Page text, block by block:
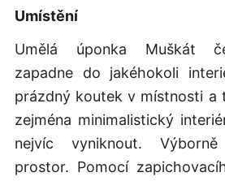
Umístění
Umělá úponka Muškát
zapadne do jakéhokoli
prázdný koutek v místnosti a
zejména minimalistický
nejvíc vyniknout.
prostor. Pomocí